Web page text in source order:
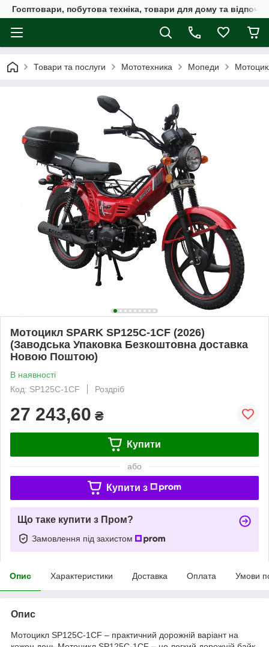
Госптовари, побутова техніка, товари для дому та
Товари та послуги Мототехника Мопеди
Мотоцикл SPARK SP125C-1CF (2026)
(Заводська Упаковка Безкоштовна доставка
Новою Поштою)
В наявності
Код: SP125C-1CF
Роздріб
27 243,60 ₴
Купити
або
Купити з
Що таке купити з Пром?
Замовлення під захистом
Опис Характеристики Доставка Оплата Умови
Опис
Мотоцикл SP125C-1CF – практичний дорожній варіант на